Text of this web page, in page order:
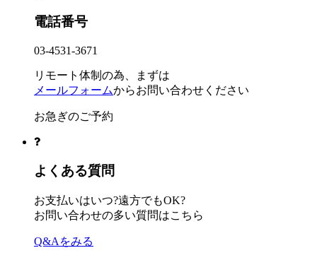
電話番号
03-4531-3671
リモート体制の為、まずは
メールフォームからお問い合わせください
お急ぎのご予約
よくある質問
お支払いはいつ?遠方でもOK?
お問い合わせの多い質問はこちら
Q&Aをみる